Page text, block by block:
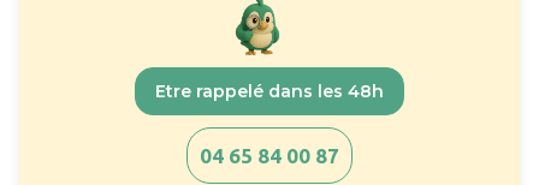
Etre rappelé dans les 48h
04 65 84 00 87